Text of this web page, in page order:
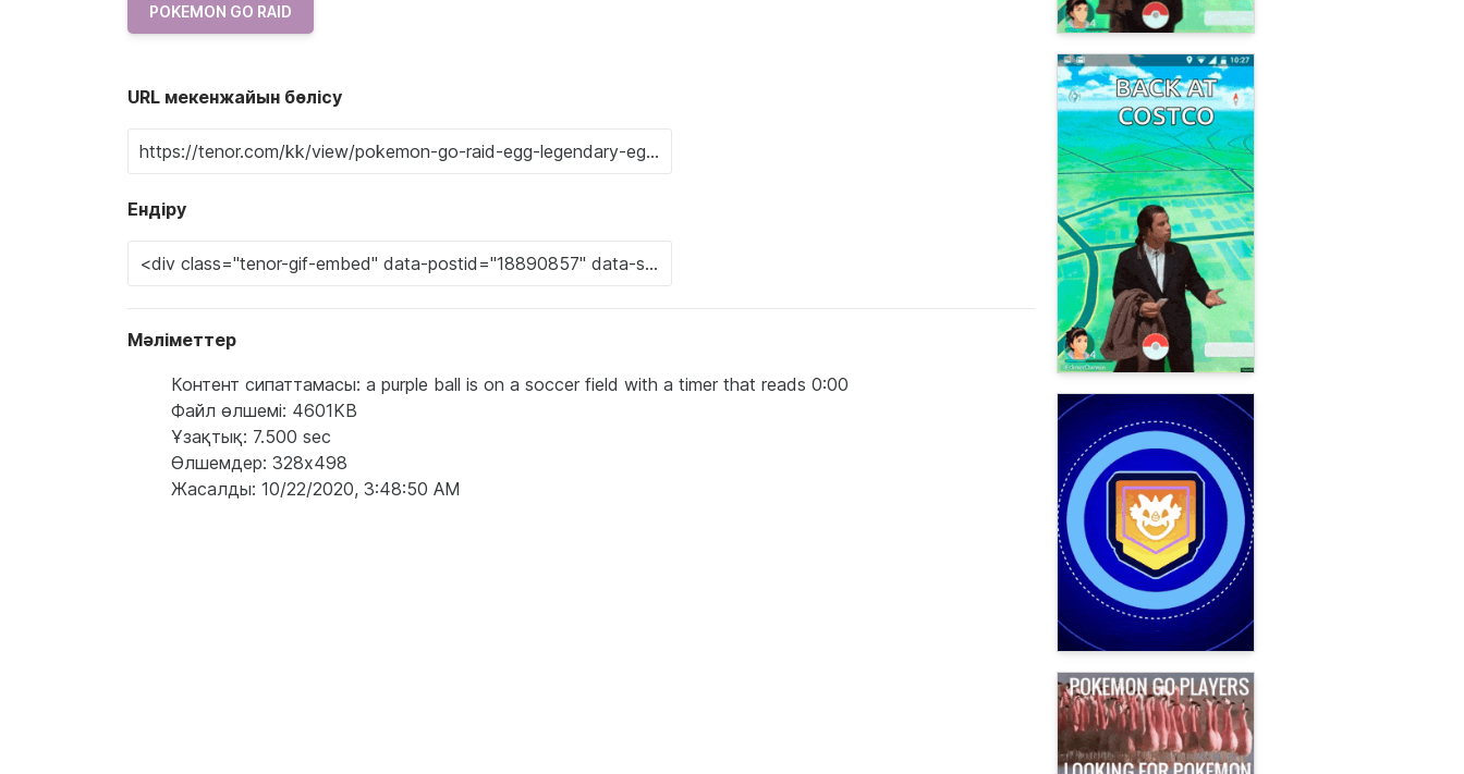
POKEMON GO RAID
URL мекенжайын бөлісу
Ендіру
Мәліметтер
Контент сипаттамасы: a purple ball is on a soccer field with a timer that reads 0:00
Файл өлшемі: 4601KB
Ұзақтық: 7.500 sec
Өлшемдер: 328x498
Жасалды: 10/22/2020, 3:48:50 AM